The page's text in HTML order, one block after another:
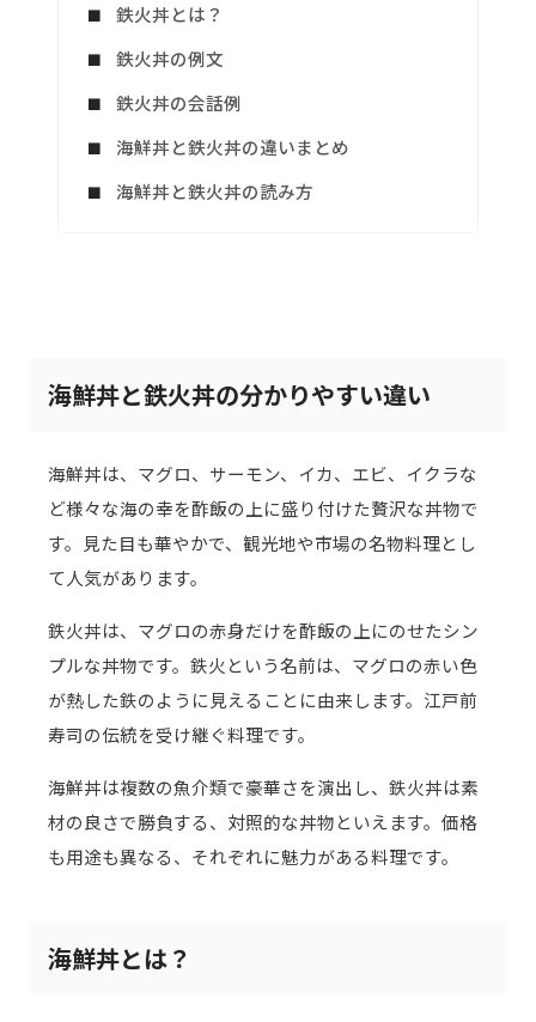
鉄火丼とは？
鉄火丼の例文
鉄火丼の会話例
海鮮丼と鉄火丼の違いまとめ
海鮮丼と鉄火丼の読み方
海鮮丼と鉄火丼の分かりやすい違い
海鮮丼は、マグロ、サーモン、イカ、エビ、イクラな
ど様々な海の幸を酢飯の上に盛り付けた贅沢な丼物で
す。見た目も華やかで、観光地や市場の名物料理とし
て人気があります。
鉄火丼は、マグロの赤身だけを酢飯の上にのせたシン
プルな丼物です。鉄火という名前は、マグロの赤い色
が熱した鉄のように見えることに由来します。江戸前
寿司の伝統を受け継ぐ料理です。
海鮮丼は複数の魚介類で豪華さを演出し、鉄火丼は素
材の良さで勝負する、対照的な丼物といえます。価格
も用途も異なる、それぞれに魅力がある料理です。
海鮮丼とは？